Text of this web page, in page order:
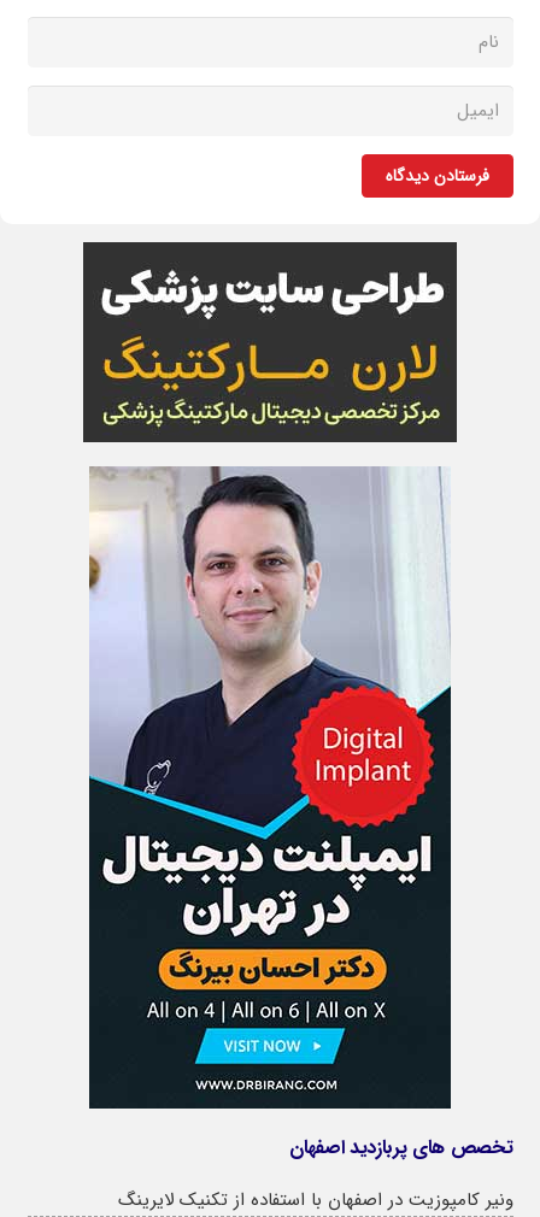
فرستادن دیدگاه
تخصص های پربازدید اصفهان
ونیر کامپوزیت در اصفهان با استفاده از تکنیک لایرینگ